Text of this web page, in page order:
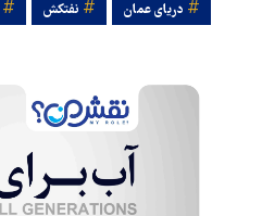
دریای عمان نفتکش
درمانده کرد